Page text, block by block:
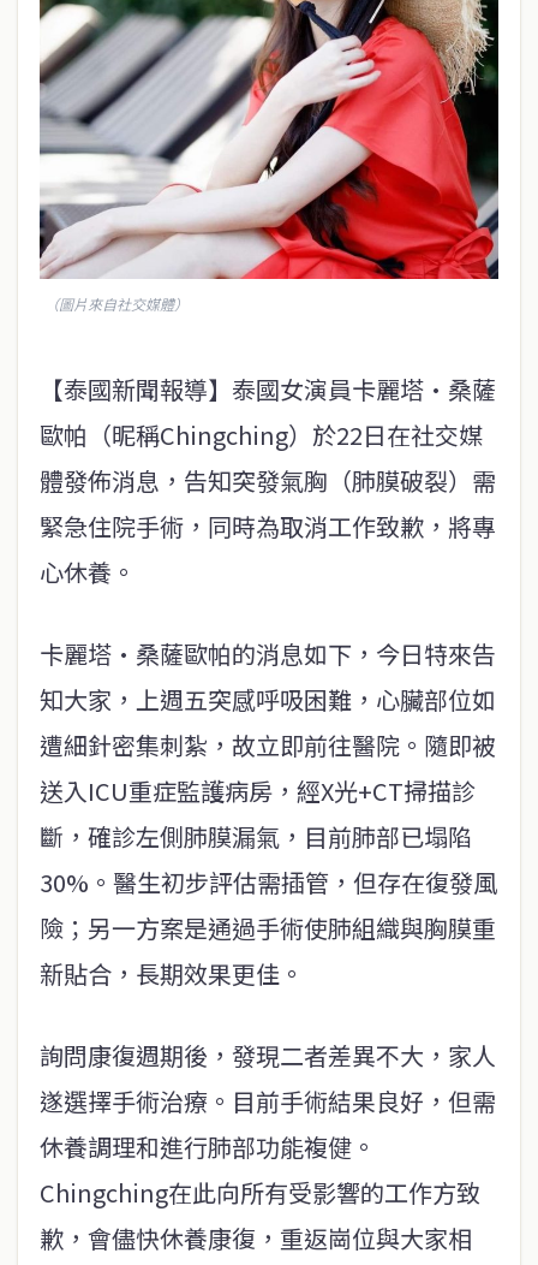
（圖片來自社交媒體）
【泰國新聞報導】泰國女演員卡麗塔•桑薩
歐帕（昵稱Chingching）於22日在社交媒
體發佈消息，告知突發氣胸（肺膜破裂）需
緊急住院手術，同時為取消工作致歉，將專
心休養。
卡麗塔•桑薩歐帕的消息如下，今日特來告
知大家，上週五突感呼吸困難，心臟部位如
遭細針密集刺紮，故立即前往醫院。隨即被
送入ICU重症監護病房，經X光+CT掃描診
斷，確診左側肺膜漏氣，目前肺部已塌陷
30%。醫生初步評估需插管，但存在復發風
險；另一方案是通過手術使肺組織與胸膜重
新貼合，長期效果更佳。
詢問康復週期後，發現二者差異不大，家人
遂選擇手術治療。目前手術結果良好，但需
休養調理和進行肺部功能複健。
Chingching在此向所有受影響的工作方致
歉，會儘快休養康復，重返崗位與大家相